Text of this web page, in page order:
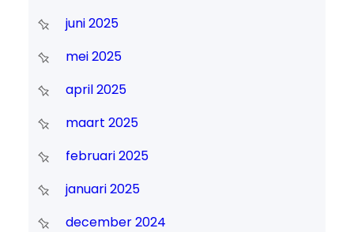
juni 2025
mei 2025
april 2025
maart 2025
februari 2025
januari 2025
december 2024